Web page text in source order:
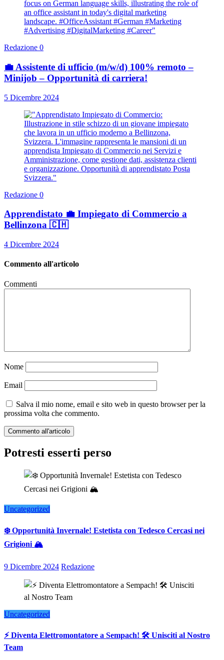
Redazione 0
💼 Assistente di ufficio (m/w/d) 100% remoto –
Minijob – Opportunità di carriera!
5 Dicembre 2024
Redazione 0
Apprendistato 💼 Impiegato di Commercio a
Bellinzona 🇨🇭
4 Dicembre 2024
Commento all'articolo
Commenti
Nome
Email
Salva il mio nome, email e sito web in questo browser per la
prossima volta che commento.
Potresti esserti perso
Uncategorized
❄️ Opportunità Invernale! Estetista con Tedesco Cercasi nei
Grigioni 🏔️
9 Dicembre 2024 Redazione
Uncategorized
⚡ Diventa Elettromontatore a Sempach! 🛠️ Unisciti al Nostro
Team